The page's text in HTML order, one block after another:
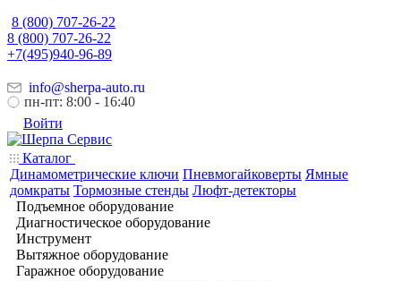
8 (800) 707-26-22
8 (800) 707-26-22
+7(495)940-96-89
info@sherpa-auto.ru
пн-пт: 8:00 - 16:40
Войти
Каталог
Динамометрические ключи Пневмогайковерты Ямные
домкраты Тормозные стенды Люфт-детекторы
Подъемное оборудование
Диагностическое оборудование
Инструмент
Вытяжное оборудование
Гаражное оборудование